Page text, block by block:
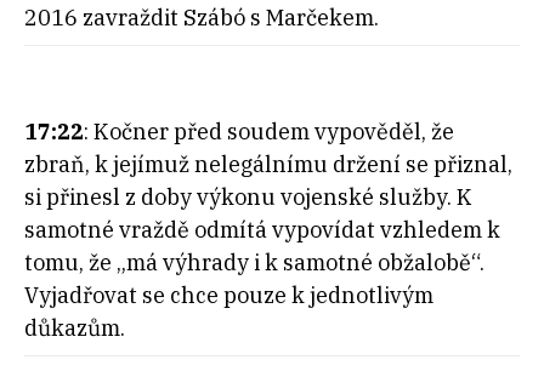
2016 zavraždit Szábó s Marčekem.
17:22: Kočner před soudem vypověděl, že
zbraň, k jejímuž nelegálnímu držení se přiznal,
si přinesl z doby výkonu vojenské služby. K
samotné vraždě odmítá vypovídat vzhledem k
tomu, že „má výhrady i k samotné obžalobě“.
Vyjadřovat se chce pouze k jednotlivým
důkazům.